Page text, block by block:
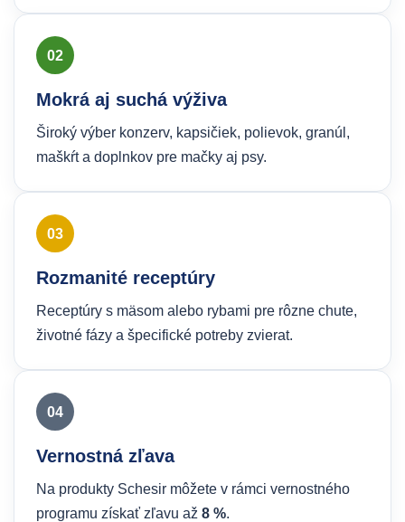
02
Mokrá aj suchá výživa
Široký výber konzerv, kapsičiek, polievok, granúl,
maškŕt a doplnkov pre mačky aj psy.
03
Rozmanité receptúry
Receptúry s mäsom alebo rybami pre rôzne chute,
životné fázy a špecifické potreby zvierat.
04
Vernostná zľava
Na produkty Schesir môžete v rámci vernostného
programu získať zľavu až 8 %.